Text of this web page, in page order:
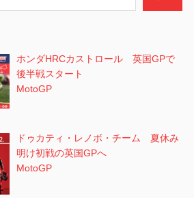
ホンダHRCカストロール 英国GPで
後半戦スタート
MotoGP
ドゥカティ・レノボ・チーム 夏休み
明け初戦の英国GPへ
MotoGP